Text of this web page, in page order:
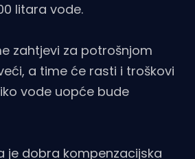
litara vode.
zahtjevi za potrošnjom
a time će rasti i troškovi
vode uopće bude
je dobra kompenzacijska